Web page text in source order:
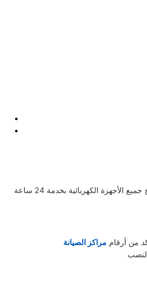
يوجد فريق محترف يوفر الدعم للعملاء ويحرص دائمًا على راحتهم، مع تقديم شرح للمنتجات ومميزاتها للمهتمين بالشراء. كما يتيح فريق الدعم الفني إصلاح جميع الأجهزة الكهربائية بخدمة 24 ساعة
من أرقام مراكز الصيانة